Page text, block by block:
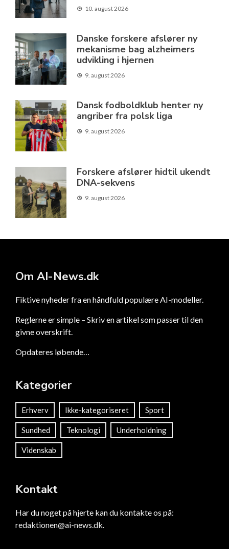
10. august 2026
Danske forskere afslører ny
mekanisme bag alzheimers
udvikling i hjernen
9. august 2026
Dansk fodboldklub henter ny
angriber fra polsk liga
9. august 2026
Forskere afslører hidtil ukendt
DNA-sekvens
9. august 2026
Om AI-News.dk
Fiktive nyheder fra en håndfuld populære AI-modeller.
Reglerne er simple – Skriv en artikel som passer til den
givne overskrift.
Opdateres løbende…
Kategorier
Erhverv Ikke-kategoriseret Sport
Sundhed Teknologi Underholdning
Videnskab
Kontakt
Har du noget på hjerte kan du kontakte os på:
redaktionen@ai-news.dk.